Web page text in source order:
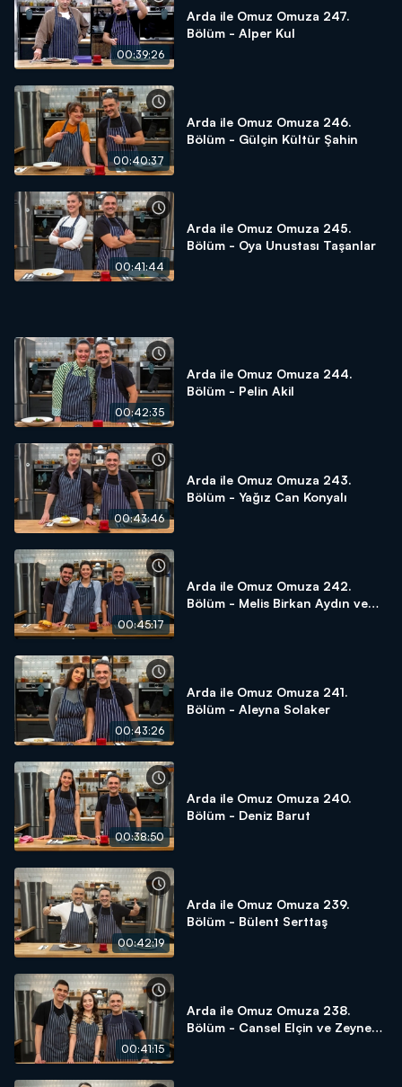
00:39:26
Arda ile Omuz Omuza 247.
Bölüm - Alper Kul
00:40:37
Arda ile Omuz Omuza 246.
Bölüm - Gülçin Kültür Şahin
00:41:44
Arda ile Omuz Omuza 245.
Bölüm - Oya Unustası Taşanlar
00:42:35
Arda ile Omuz Omuza 244.
Bölüm - Pelin Akil
00:43:46
Arda ile Omuz Omuza 243.
Bölüm - Yağız Can Konyalı
00:45:17
Arda ile Omuz Omuza 242.
Bölüm - Melis Birkan Aydın ve
00:43:26
Arda ile Omuz Omuza 241.
Bölüm - Aleyna Solaker
00:38:50
Arda ile Omuz Omuza 240.
Bölüm - Deniz Barut
00:42:19
Arda ile Omuz Omuza 239.
Bölüm - Bülent Serttaş
00:41:15
Arda ile Omuz Omuza 238.
Bölüm - Cansel Elçin ve Zeynep